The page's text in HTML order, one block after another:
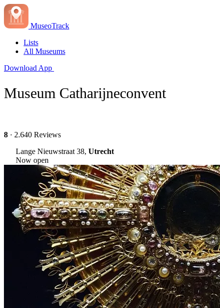
MuseoTrack
Lists
All Museums
Download App
Museum Catharijneconvent
8 · 2.640 Reviews
Lange Nieuwstraat 38, Utrecht
Now open